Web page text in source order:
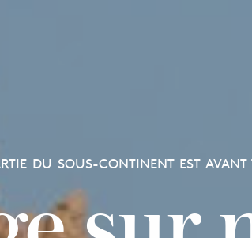
DU SOUS-CONTINENT EST